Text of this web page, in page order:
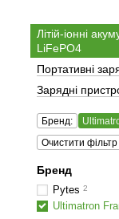
Літій-іонні
LiFePO4
Портативні
Зарядні
Бренд:
Очистити фільтр
Бренд
Pytes 2
Ultimatron